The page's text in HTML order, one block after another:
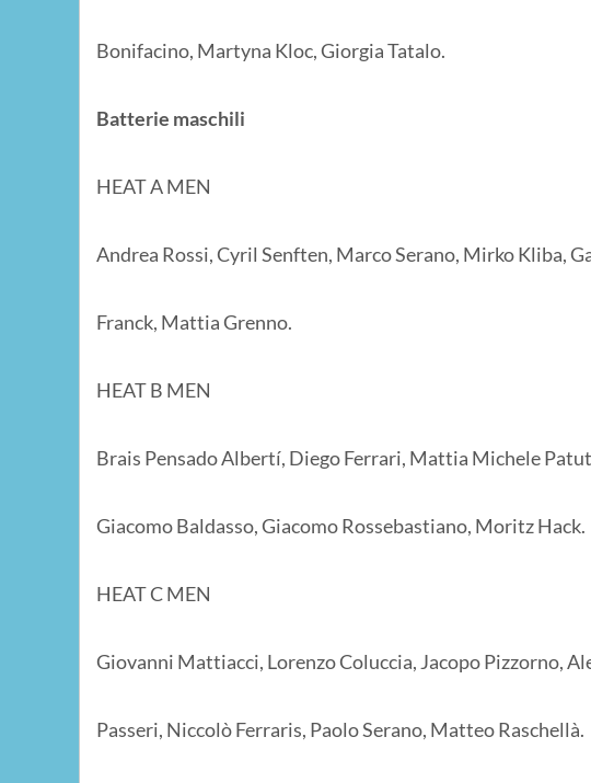
Bonifacino, Martyna Kloc, Giorgia Tatalo.
Batterie maschili
HEAT A MEN
Andrea Rossi, Cyril Senften, Marco Serano, Mirko Kliba,
Franck, Mattia Grenno.
HEAT B MEN
Brais Pensado Albertí, Diego Ferrari, Mattia Michele
Giacomo Baldasso, Giacomo Rossebastiano, Moritz Hack.
HEAT C MEN
Giovanni Mattiacci, Lorenzo Coluccia, Jacopo Pizzorno,
Passeri, Niccolò Ferraris, Paolo Serano, Matteo Raschellà.